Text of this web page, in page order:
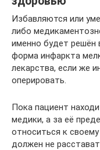
Избавляются или
либо
именно будет решён
форма инфаркта
лекарства, если же
оперировать.
Пока пациент
медики, а за её
относиться к
должен не